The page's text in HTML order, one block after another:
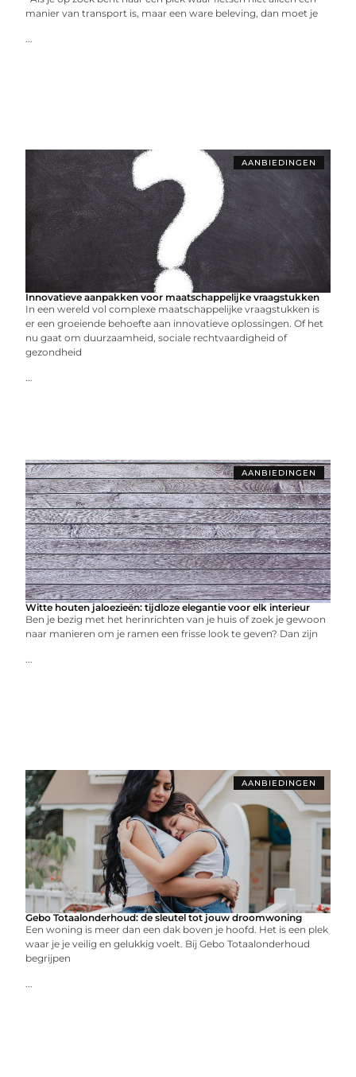
manier van transport is, maar een ware beleving, dan moet je
...
AANBIEDINGEN
Innovatieve aanpakken voor maatschappelijke vraagstukken
In een wereld vol complexe maatschappelijke vraagstukken is
er een groeiende behoefte aan innovatieve oplossingen. Of het
nu gaat om duurzaamheid, sociale rechtvaardigheid of
gezondheid
...
AANBIEDINGEN
Witte houten jaloezieën: tijdloze elegantie voor elk interieur
Ben je bezig met het herinrichten van je huis of zoek je gewoon
naar manieren om je ramen een frisse look te geven? Dan zijn
...
AANBIEDINGEN
Gebo Totaalonderhoud: de sleutel tot jouw droomwoning
Een woning is meer dan een dak boven je hoofd. Het is een plek
waar je je veilig en gelukkig voelt. Bij Gebo Totaalonderhoud
begrijpen
...